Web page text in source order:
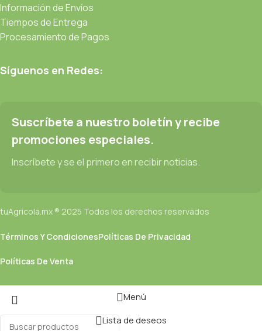
Información de Envíos
Tiempos de Entrega
Procesamiento de Pagos
Síguenos en Redes:
Suscríbete a nuestro boletín y recibe
promociones especiales.
Inscríbete y se el primero en recibir noticias.
tuAgricola.mx ® 2025 Todos los derechos reservados
Términos Y CondicionesPolíticas De Privacidad
Políticas De Venta
Menú
Lista de deseos